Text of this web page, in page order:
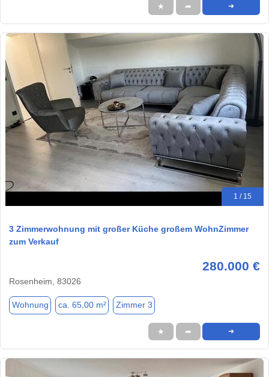
★ ➦ ➜
1 / 15
3 Zimmerwohnung mit großer Küche großem WohnZimmer
zum Verkauf
280.000 €
Rosenheim, 83026
Wohnung ca. 65,00 m² Zimmer 3
★ ➦ ➜